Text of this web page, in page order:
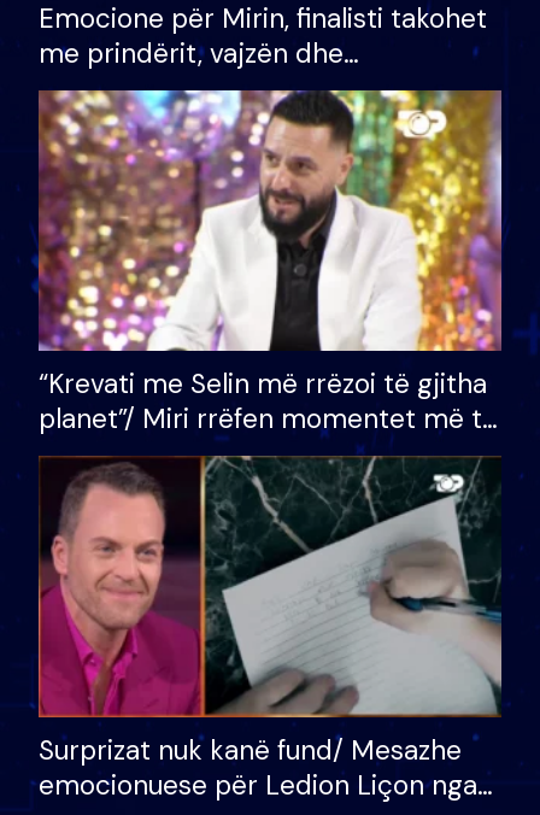
Emocione për Mirin, finalisti takohet
me prindërit, vajzën dhe
bashkëshorten: S’kemi ndonjë letër
divorci apo jo?
“Krevati me Selin më rrëzoi të gjitha
planet”/ Miri rrëfen momentet më të
bukura në shtëpinë e BB VIP: Do më
mungojë zilja e mëngjesit kur…
Surprizat nuk kanë fund/ Mesazhe
emocionuese për Ledion Liçon nga